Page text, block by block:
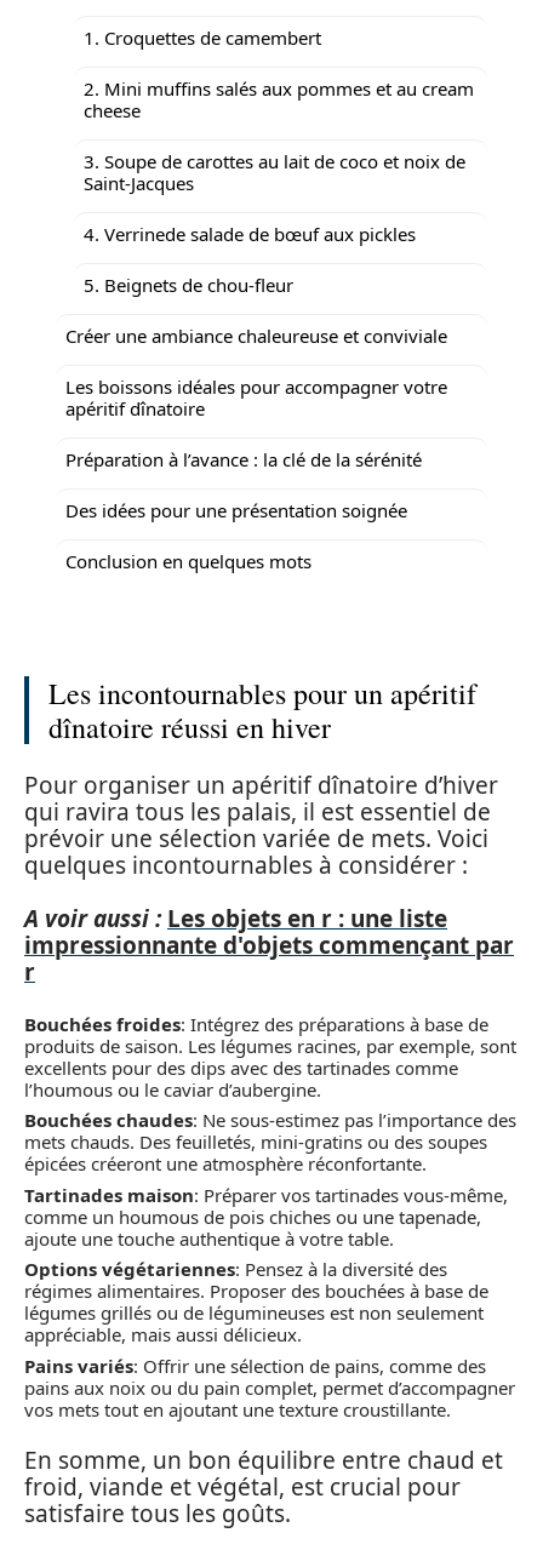
1. Croquettes de camembert
2. Mini muffins salés aux pommes et au cream
cheese
3. Soupe de carottes au lait de coco et noix de
Saint-Jacques
4. Verrinede salade de bœuf aux pickles
5. Beignets de chou-fleur
Créer une ambiance chaleureuse et conviviale
Les boissons idéales pour accompagner votre
apéritif dînatoire
Préparation à l’avance : la clé de la sérénité
Des idées pour une présentation soignée
Conclusion en quelques mots
Les incontournables pour un apéritif
dînatoire réussi en hiver
Pour organiser un apéritif dînatoire d’hiver
qui ravira tous les palais, il est essentiel de
prévoir une sélection variée de mets. Voici
quelques incontournables à considérer :
A voir aussi : Les objets en r : une liste
impressionnante d'objets commençant par
r
Bouchées froides: Intégrez des préparations à base de
produits de saison. Les légumes racines, par exemple, sont
excellents pour des dips avec des tartinades comme
l’houmous ou le caviar d’aubergine.
Bouchées chaudes: Ne sous-estimez pas l’importance des
mets chauds. Des feuilletés, mini-gratins ou des soupes
épicées créeront une atmosphère réconfortante.
Tartinades maison: Préparer vos tartinades vous-même,
comme un houmous de pois chiches ou une tapenade,
ajoute une touche authentique à votre table.
Options végétariennes: Pensez à la diversité des
régimes alimentaires. Proposer des bouchées à base de
légumes grillés ou de légumineuses est non seulement
appréciable, mais aussi délicieux.
Pains variés: Offrir une sélection de pains, comme des
pains aux noix ou du pain complet, permet d’accompagner
vos mets tout en ajoutant une texture croustillante.
En somme, un bon équilibre entre chaud et
froid, viande et végétal, est crucial pour
satisfaire tous les goûts.